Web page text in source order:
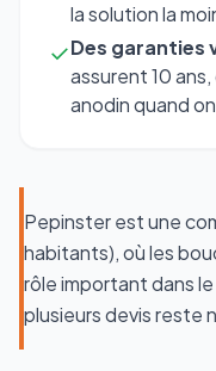
la solution la
✓Des garanties
assurent 10
anodin quand
Pepinster est une
habitants), où les
rôle important dans
plusieurs devis reste